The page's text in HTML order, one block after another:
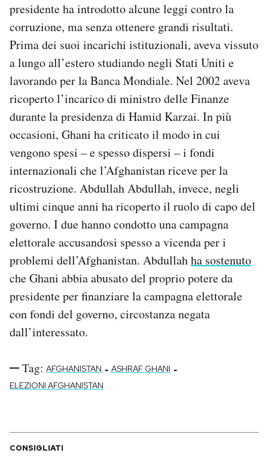
presidente ha introdotto alcune leggi contro la
corruzione, ma senza ottenere grandi risultati.
Prima dei suoi incarichi istituzionali, aveva vissuto
a lungo all’estero studiando negli Stati Uniti e
lavorando per la Banca Mondiale. Nel 2002 aveva
ricoperto l’incarico di ministro delle Finanze
durante la presidenza di Hamid Karzai. In più
occasioni, Ghani ha criticato il modo in cui
vengono spesi – e spesso dispersi – i fondi
internazionali che l’Afghanistan riceve per la
ricostruzione. Abdullah Abdullah, invece, negli
ultimi cinque anni ha ricoperto il ruolo di capo del
governo. I due hanno condotto una campagna
elettorale accusandosi spesso a vicenda per i
problemi dell’Afghanistan. Abdullahha sostenuto
che Ghani abbia abusato del proprio potere da
presidente per finanziare la campagna elettorale
con fondi del governo, circostanza negata
dall’interessato.
Tag: AFGHANISTAN - ASHRAF GHANI -
ELEZIONI AFGHANISTAN
CONSIGLIATI